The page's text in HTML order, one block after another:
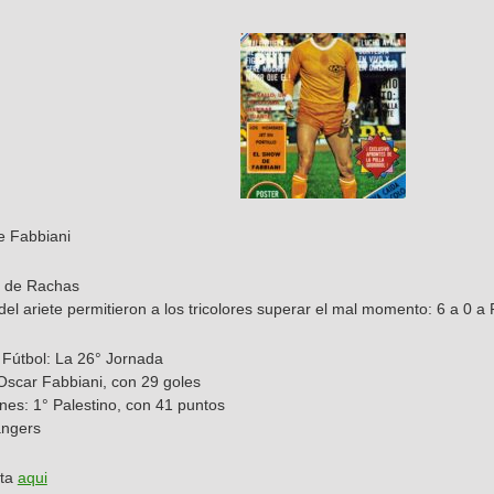
Fabbiani
Rachas
ariete permitieron a los tricolores superar el mal momento: 6 a 0 a
La 26° Jornada
Fabbiani, con 29 goles
1° Palestino, con 41 puntos
aqui